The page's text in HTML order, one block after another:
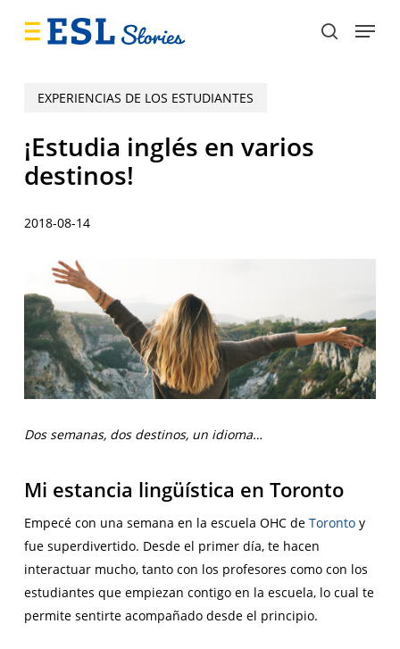
search
Menu
EXPERIENCIAS DE LOS ESTUDIANTES
¡Estudia inglés en varios
destinos!
2018-08-14
Dos semanas, dos destinos, un idioma…
Mi estancia lingüística en Toronto
Empecé con una semana en la escuela OHC deTorontoy
fue superdivertido. Desde el primer día, te hacen
interactuar mucho, tanto con los profesores como con los
estudiantes que empiezan contigo en la escuela, lo cual te
permite sentirte acompañado desde el principio.